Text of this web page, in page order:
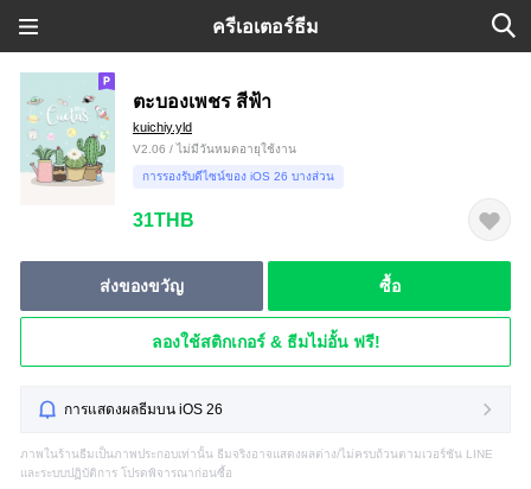
ครีเอเตอร์ธีม
ตะบองเพชร สีฟ้า
kuichiy.yld
V2.06 / ไม่มีวันหมดอายุใช้งาน
การรองรับดีไซน์ของ iOS 26 บางส่วน
31THB
ส่งของขวัญ ซื้อ
ลองใช้สติกเกอร์ & ธีมไม่อั้น ฟรี!
การแสดงผลธีมบน iOS 26
ภาพในร้านธีมเป็นภาพประกอบเท่านั้น ธีมจริงอาจแสดงผลต่าง/ไม่ครบถ้วนตามเวอร์ชัน LINE
และระบบปฏิบัติการ โปรดพิจารณาก่อนซื้อ